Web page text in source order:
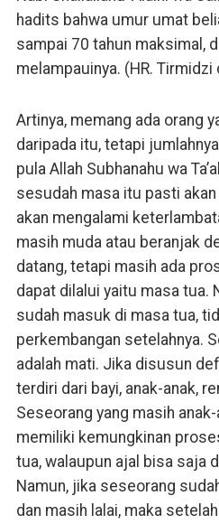
hadits bahwa umur umat
sampai 70 tahun maksimal,
melampauinya. (HR. Tirmidzi
Artinya, memang ada orang
daripada itu, tetapi
pula Allah Subhanahu wa
sesudah masa itu pasti
akan mengalami
masih muda atau beranjak
datang, tetapi masih ada
dapat dilalui yaitu masa tua.
sudah masuk di masa tua,
perkembangan setelahnya.
adalah mati. Jika disusun
terdiri dari bayi, anak-anak,
Seseorang yang masih
memiliki kemungkinan
tua, walaupun ajal bisa saja
Namun, jika seseorang
dan masih lalai, maka